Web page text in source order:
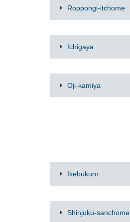
Roppongi-itchome
Ichigaya
Oji-kamiya
Ikebukuro
Shinjuku-sanchome